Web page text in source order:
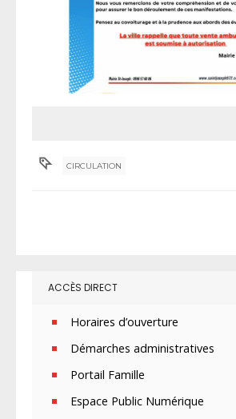
CIRCULATION
ACCÈS DIRECT
Horaires d’ouverture
Démarches administratives
Portail Famille
Espace Public Numérique